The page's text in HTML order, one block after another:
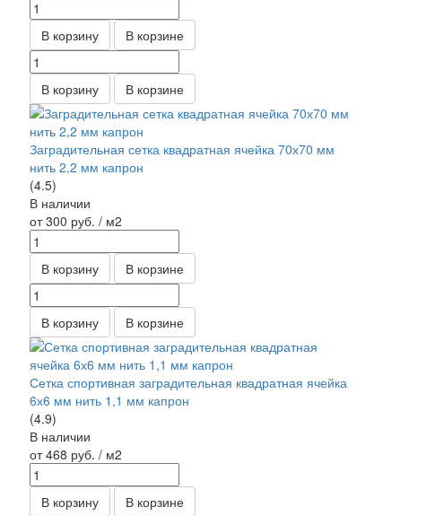
В корзину В корзине
В корзину В корзине
Заградительная сетка квадратная ячейка 70х70 мм
нить 2,2 мм капрон
(4.5)
В наличии
от 300 руб. / м2
В корзину В корзине
В корзину В корзине
Сетка спортивная заградительная квадратная ячейка
6х6 мм нить 1,1 мм капрон
(4.9)
В наличии
от 468 руб. / м2
В корзину В корзине